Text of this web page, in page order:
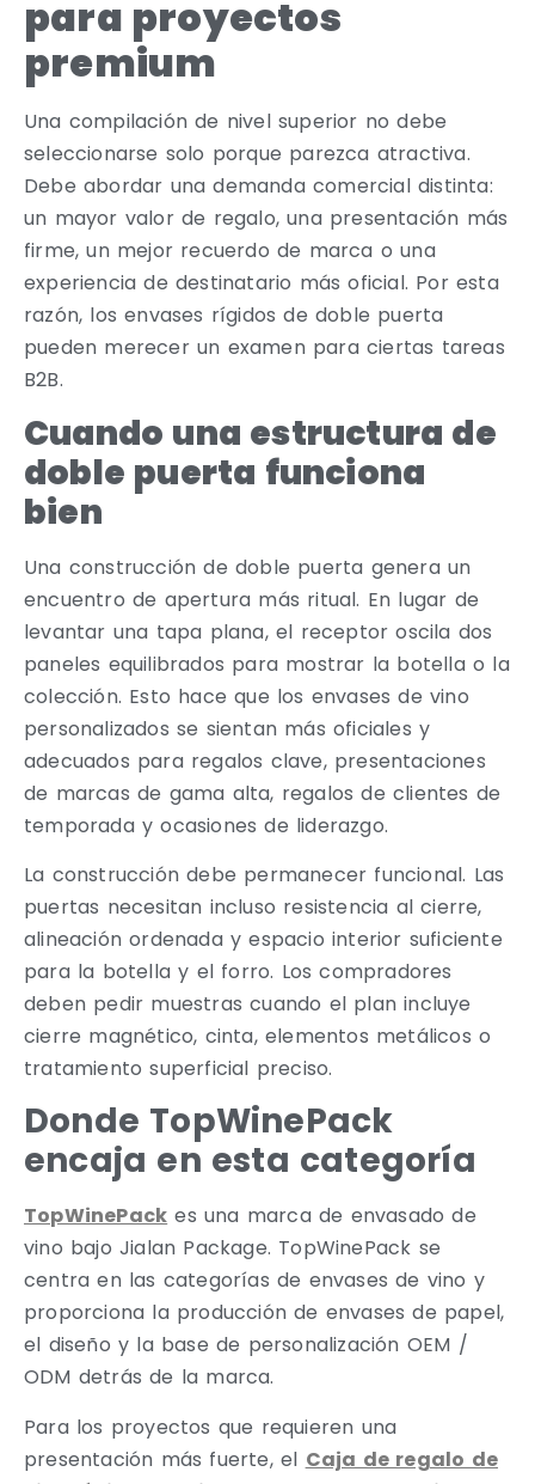
para proyectos
premium
Una compilación de nivel superior no debe
seleccionarse solo porque parezca atractiva.
Debe abordar una demanda comercial distinta:
un mayor valor de regalo, una presentación más
firme, un mejor recuerdo de marca o una
experiencia de destinatario más oficial. Por esta
razón, los envases rígidos de doble puerta
pueden merecer un examen para ciertas tareas
B2B.
Cuando una estructura de
doble puerta funciona
bien
Una construcción de doble puerta genera un
encuentro de apertura más ritual. En lugar de
levantar una tapa plana, el receptor oscila dos
paneles equilibrados para mostrar la botella o la
colección. Esto hace que los envases de vino
personalizados se sientan más oficiales y
adecuados para regalos clave, presentaciones
de marcas de gama alta, regalos de clientes de
temporada y ocasiones de liderazgo.
La construcción debe permanecer funcional. Las
puertas necesitan incluso resistencia al cierre,
alineación ordenada y espacio interior suficiente
para la botella y el forro. Los compradores
deben pedir muestras cuando el plan incluye
cierre magnético, cinta, elementos metálicos o
tratamiento superficial preciso.
Donde TopWinePack
encaja en esta categoría
TopWinePack es una marca de envasado de
vino bajo Jialan Package. TopWinePack se
centra en las categorías de envases de vino y
proporciona la producción de envases de papel,
el diseño y la base de personalización OEM /
ODM detrás de la marca.
Para los proyectos que requieren una
presentación más fuerte, el Caja de regalo de